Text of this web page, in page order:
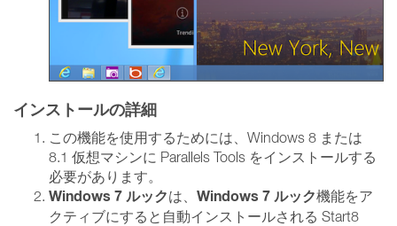
インストールの詳細
この機能を使用するためには、Windows 8 または
8.1 仮想マシンに Parallels Tools をインストールする
必要があります。
Windows 7 ルックは、 Windows 7 ルック機能をア
クティブにすると自動インストールされる Start8